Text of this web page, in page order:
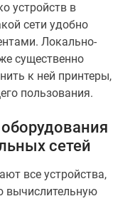
устройств в
сети удобно
Локально-
существенно
к ней принтеры,
пользования.
сетей
все устройства,
вычислительную